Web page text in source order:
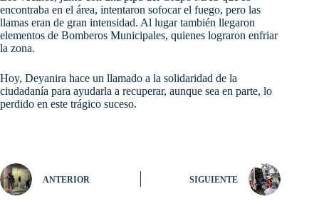
encontraba en el área, intentaron sofocar el fuego, pero las
llamas eran de gran intensidad. Al lugar también llegaron
elementos de Bomberos Municipales, quienes lograron enfriar
la zona.
Hoy, Deyanira hace un llamado a la solidaridad de la
ciudadanía para ayudarla a recuperar, aunque sea en parte, lo
perdido en este trágico suceso.
ANTERIOR SIGUIENTE